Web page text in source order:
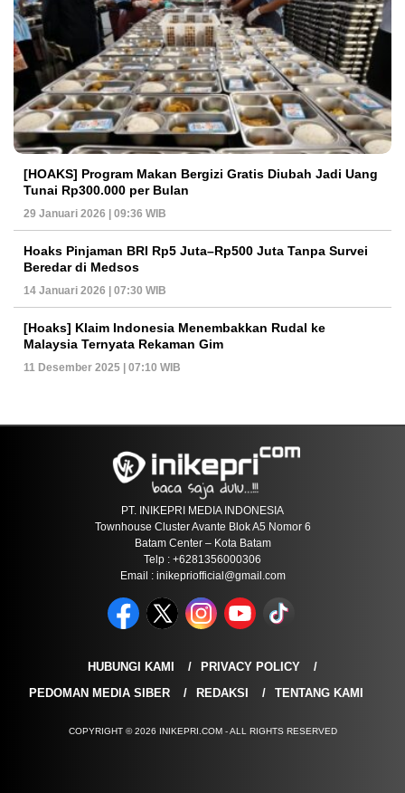
[HOAKS] Program Makan Bergizi Gratis Diubah Jadi Uang
Tunai Rp300.000 per Bulan
29 Januari 2026 | 09:36 WIB
Hoaks Pinjaman BRI Rp5 Juta–Rp500 Juta Tanpa Survei
Beredar di Medsos
14 Januari 2026 | 07:30 WIB
[Hoaks] Klaim Indonesia Menembakkan Rudal ke
Malaysia Ternyata Rekaman Gim
11 Desember 2025 | 07:10 WIB
PT. INIKEPRI MEDIA INDONESIA
Townhouse Cluster Avante Blok A5 Nomor 6
Batam Center – Kota Batam
Telp : +6281356000306
Email : inikepriofficial@gmail.com
HUBUNGI KAMI
PRIVACY POLICY
PEDOMAN MEDIA SIBER
REDAKSI TENTANG KAMI
COPYRIGHT © 2026 INIKEPRI.COM - ALL RIGHTS RESERVED